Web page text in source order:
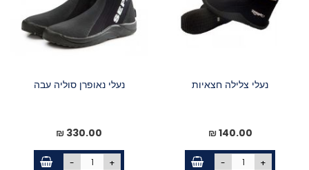
נעלי צלילה חצאיות
140.00 ₪
- +
נעלי נאופרן סוליה עבה
330.00 ₪
- +